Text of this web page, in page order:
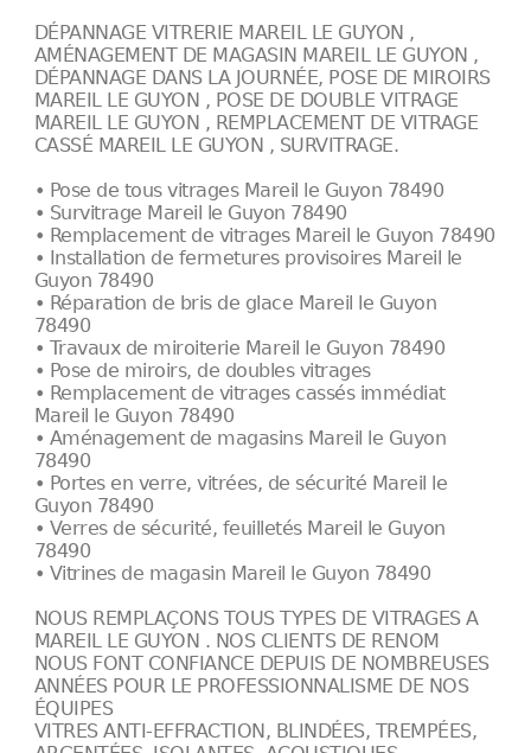
DÉPANNAGE VITRERIE MAREIL LE GUYON ,
AMÉNAGEMENT DE MAGASIN MAREIL LE GUYON ,
DÉPANNAGE DANS LA JOURNÉE, POSE DE MIROIRS
MAREIL LE GUYON , POSE DE DOUBLE VITRAGE
MAREIL LE GUYON , REMPLACEMENT DE VITRAGE
CASSÉ MAREIL LE GUYON , SURVITRAGE.
• Pose de tous vitrages Mareil le Guyon 78490
• Survitrage Mareil le Guyon 78490
• Remplacement de vitrages Mareil le Guyon 78490
• Installation de fermetures provisoires Mareil le
Guyon 78490
• Réparation de bris de glace Mareil le Guyon
78490
• Travaux de miroiterie Mareil le Guyon 78490
• Pose de miroirs, de doubles vitrages
• Remplacement de vitrages cassés immédiat
Mareil le Guyon 78490
• Aménagement de magasins Mareil le Guyon
78490
• Portes en verre, vitrées, de sécurité Mareil le
Guyon 78490
• Verres de sécurité, feuilletés Mareil le Guyon
78490
• Vitrines de magasin Mareil le Guyon 78490
NOUS REMPLAÇONS TOUS TYPES DE VITRAGES A
MAREIL LE GUYON . NOS CLIENTS DE RENOM
NOUS FONT CONFIANCE DEPUIS DE NOMBREUSES
ANNÉES POUR LE PROFESSIONNALISME DE NOS
ÉQUIPES
VITRES ANTI-EFFRACTION, BLINDÉES, TREMPÉES,